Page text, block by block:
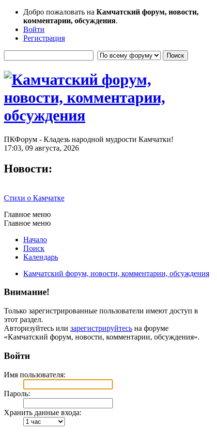
Добро пожаловать на Камчатский форум, новости,
комментарии, обсуждения.
Войти
Регистрация
ПКФорум - Кладезь народной мудрости Камчатки!
17:03, 09 августа, 2026
Новости:
Стихи о Камчатке
Главное меню
Главное меню
Начало
Поиск
Календарь
Камчатский форум, новости, комментарии, обсуждения
Внимание!
Только зарегистрированные пользователи имеют доступ в
этот раздел.
Авторизуйтесь или зарегистрируйтесь на форуме
«Камчатский форум, новости, комментарии, обсуждения».
Войти
Имя пользователя:
Пароль:
Хранить данные входа: